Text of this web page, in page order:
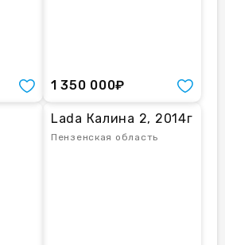
1 350 000₽
Lada Калина 2, 2014г
Пензенская область